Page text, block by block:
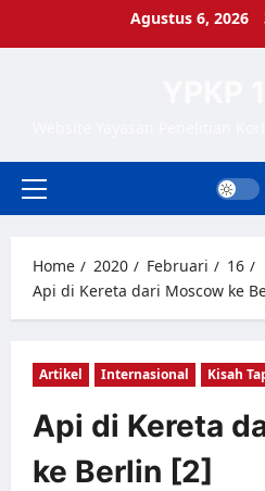
Agustus 6, 2026
Primary
Home 2020 Februari
16
Api di Kereta dari Moscow ke
Artikel Internasional Kisah
Api di Kereta
ke Berlin [2]